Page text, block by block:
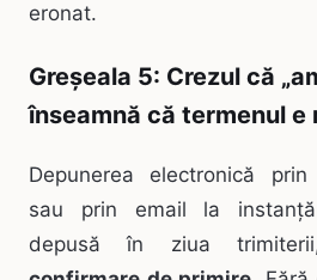
eronat.
Greșeala 5: Crezul că
înseamnă că termenul e
Depunerea electronică
sau prin email la
depusă în ziua